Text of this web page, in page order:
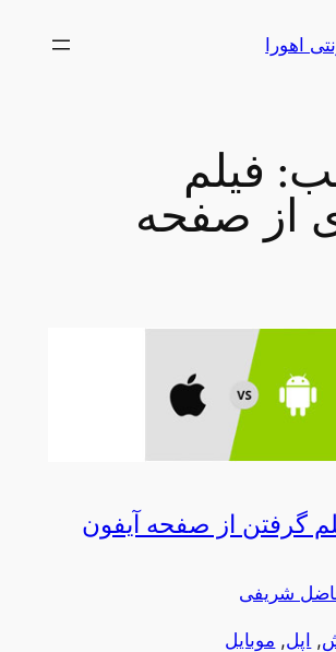
اهورا
فیلم
از صفحه
گرفتن از صفحه آیفون
شریفی
, اپل, موبایل